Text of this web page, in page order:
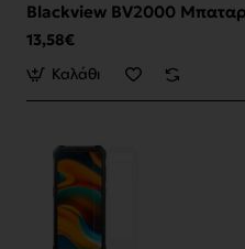
Blackview BV2000
13,58€
Καλάθι